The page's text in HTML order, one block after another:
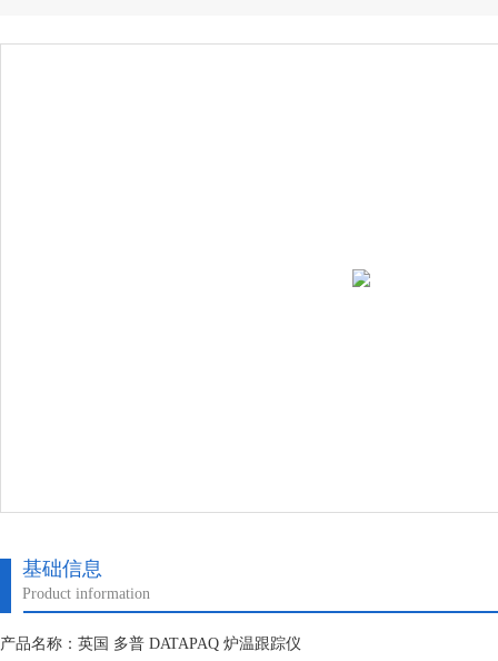
基础信息
Product information
产品名称：英国 多普 DATAPAQ 炉温跟踪仪